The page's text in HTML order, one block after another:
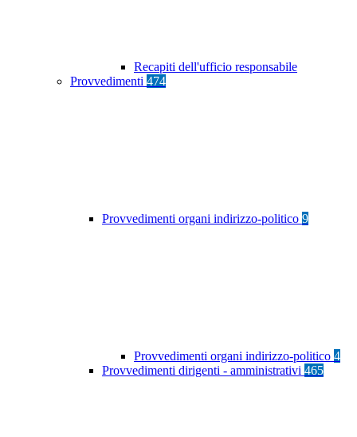
Recapiti dell'ufficio responsabile
Provvedimenti 474
Provvedimenti organi indirizzo-politico 9
Provvedimenti organi indirizzo-politico 4
Provvedimenti dirigenti - amministrativi 465